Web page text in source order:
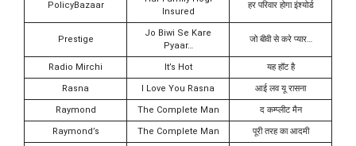
PolicyBazaar
Insured
हर परिवार होगा इंश्योर्ड
Prestige
Jo Biwi Se Kare
Pyaar…
जो बीवी से करे प्यार…
Radio Mirchi It’s Hot यह हॉट है
Rasna I Love You Rasna आई लव यू रासना
Raymond The Complete Man द कम्प्लीट मैन
Raymond’s The Complete Man पूरी तरह का आदमी